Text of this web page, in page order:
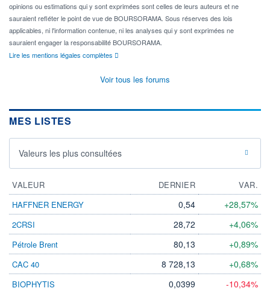
opinions ou estimations qui y sont exprimées sont celles de leurs auteurs et ne
sauraient refléter le point de vue de BOURSORAMA. Sous réserves des lois
applicables, ni l'information contenue, ni les analyses qui y sont exprimées ne
sauraient engager la responsabilité BOURSORAMA.
Lire les mentions légales complètes
Voir tous les forums
MES LISTES
Valeurs les plus consultées
VALEUR DERNIER
VAR.
HAFFNER ENERGY
0,54 +28,57%
2CRSI 28,72 +4,06%
Pétrole Brent 80,13 +0,89%
CAC 40 8 728,13 +0,68%
BIOPHYTIS 0,0399 -10,34%